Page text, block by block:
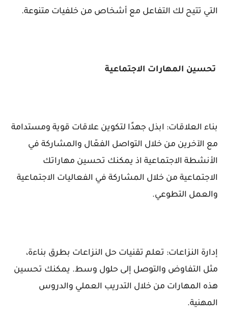
التي تتيح لك التفاعل مع أشخاص من خلفيات متنوعة.
تحسين المهارات الاجتماعية
بناء العلاقات: ابذل جهدًا لتكوين علاقات قوية ومستدامة
مع الآخرين من خلال التواصل الفعّال والمشاركة في
الأنشطة الاجتماعية اذ يمكنك تحسين مهاراتك
الاجتماعية من خلال المشاركة في الفعاليات الاجتماعية
والعمل التطوعي.
إدارة النزاعات: تعلم تقنيات حل النزاعات بطرق بناءة،
مثل التفاوض والتوصل إلى حلول وسط. يمكنك تحسين
هذه المهارات من خلال التدريب العملي والدروس
المهنية.